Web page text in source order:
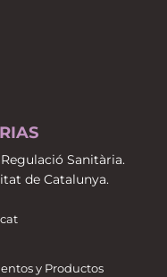
Sanitària.
de Catalunya.
y Productos